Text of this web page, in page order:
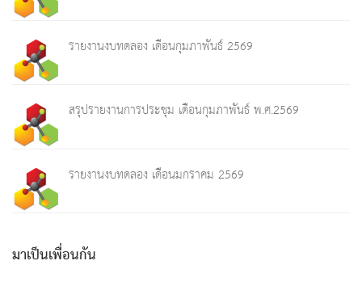
รายงานงบทดลอง เดือนกุมภาพันธ์ 2569
สรุปรายงานการประชุม เดือนกุมภาพันธ์ พ.ศ.2569
รายงานงบทดลอง เดือนมกราคม 2569
มาเป็นเพื่อนกัน